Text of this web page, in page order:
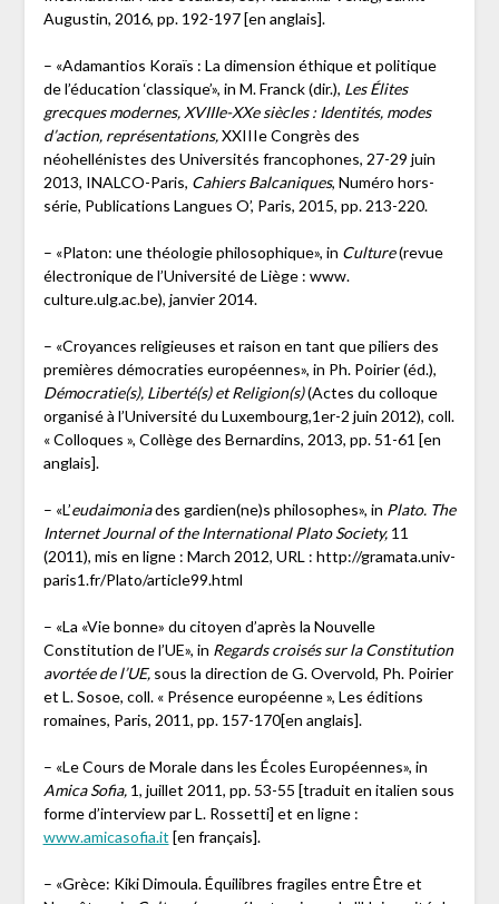
Augustin, 2016, pp. 192-197 [en anglais].
– «Adamantios Koraïs : La dimension éthique et politique
de l’éducation ‘classique’», in M. Franck (dir.), Les Élites
grecques modernes, XVIIIe-XXe siècles : Identités, modes
d’action, représentations,XXIIIe Congrès des
néohellénistes des Universités francophones, 27-29 juin
2013, INALCO-Paris, Cahiers Balcaniques, Numéro hors-
série, Publications Langues O’, Paris, 2015, pp. 213-220.
– «Platon: une théologie philosophique», in Culture(revue
électronique de l’Université de Liège : www.
culture.ulg.ac.be), janvier 2014.
– «Croyances religieuses et raison en tant que piliers des
premières démocraties européennes», in Ph. Poirier (éd.),
Démocratie(s), Liberté(s) et Religion(s)(Actes du colloque
organisé à l’Université du Luxembourg,1er-2 juin 2012), coll.
« Colloques », Collège des Bernardins, 2013, pp. 51-61 [en
anglais].
– «L’eudaimoniades gardien(ne)s philosophes», in Plato. The
Internet Journal of the International Plato Society, 11
(2011), mis en ligne : March 2012, URL : http://gramata.univ-
paris1.fr/Plato/article99.html
– «La «Vie bonne» du citoyen d’après la Nouvelle
Constitution de l’UE», in Regards croisés sur la Constitution
avortée de l’UE,sous la direction de G. Overvold, Ph. Poirier
et L. Sosoe, coll. « Présence européenne », Les éditions
romaines, Paris, 2011, pp. 157-170[en anglais].
– «Le Cours de Morale dans les Écoles Européennes», in
Amica Sofia, 1, juillet 2011, pp. 53-55 [traduit en italien sous
forme d’interview par L. Rossetti] et en ligne :
www.amicasofia.it [en français].
– «Grèce: Kiki Dimoula. Équilibres fragiles entre Être et